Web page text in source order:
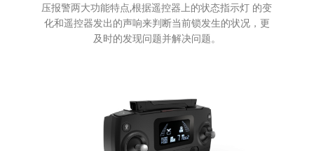
压报警两大功能特点,根据遥控器上的状态指示灯 的变
化和遥控器发出的声响来判断当前锁发生的状况，更
及时的发现问题并解决问题。